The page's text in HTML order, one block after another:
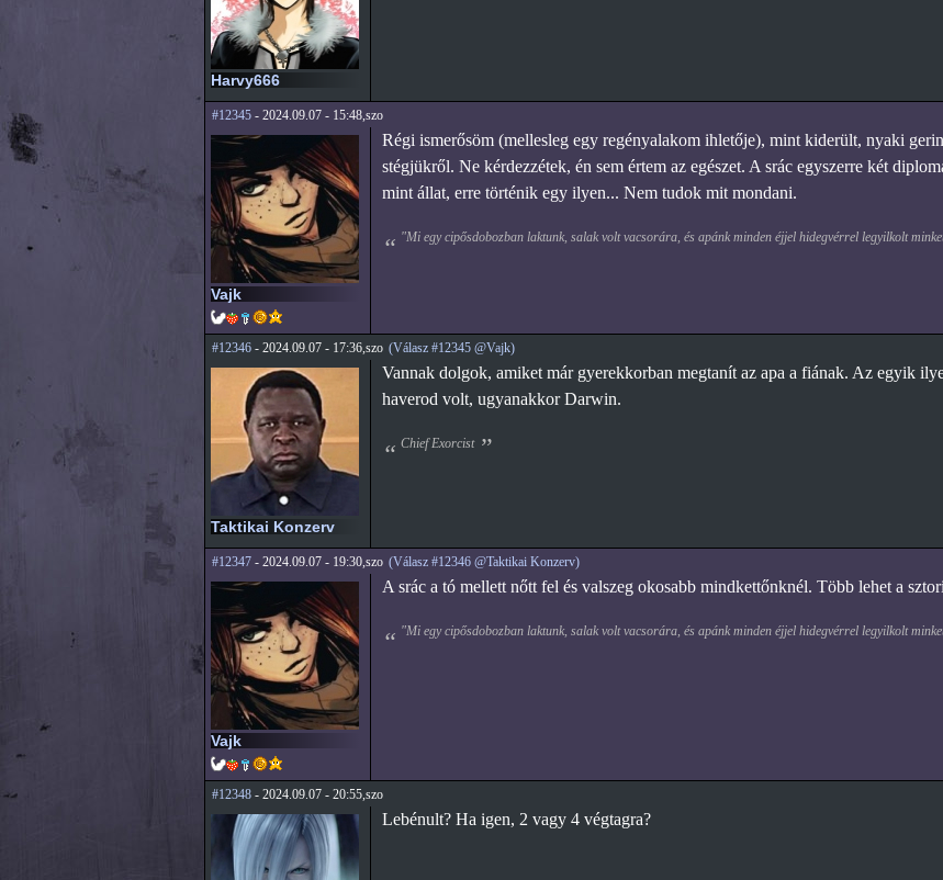
Harvy666
#12345- 2024.09.07 - 15:48,szo
Vajk
Régi ismerősöm (mellesleg egy regényalakom ihletője), mint kiderült, nyaki
stégjükről. Ne kérdezzétek, én sem értem az egészet. A srác egyszerre két
mint állat, erre történik egy ilyen... Nem tudok mit mondani.
"Mi egy cipősdobozban laktunk, salak volt vacsorára, és apánk minden éjjel hidegvérrel legyilkolt
#12346- 2024.09.07 - 17:36,szo (Válasz #12345 @Vajk)
Taktikai Konzerv
Vannak dolgok, amiket már gyerekkorban megtanít az apa a fiának. Az egyik
haverod volt, ugyanakkor Darwin.
Chief Exorcist
#12347- 2024.09.07 - 19:30,szo (Válasz #12346 @Taktikai Konzerv)
Vajk
A srác a tó mellett nőtt fel és valszeg okosabb mindkettőnknél. Több lehet a
"Mi egy cipősdobozban laktunk, salak volt vacsorára, és apánk minden éjjel hidegvérrel legyilkolt
#12348- 2024.09.07 - 20:55,szo
Lebénult? Ha igen, 2 vagy 4 végtagra?